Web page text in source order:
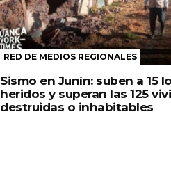
RED DE MEDIOS REGIONALES
Sismo en Junín: suben a 15
heridos y superan las 125
destruidas o inhabitables